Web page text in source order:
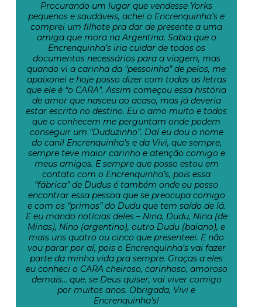
Procurando um lugar que vendesse Yorks
pequenos e saudáveis, achei o Encrenquinha’s e
comprei um filhote pra dar de presente a uma
amiga que mora na Argentina. Sabia que o
Encrenquinha’s iria cuidar de todos os
documentos necessários para a viagem, mas
quando vi a carinha da “pessoinha” de pelos, me
apaixonei e hoje posso dizer com todas as letras
que ele é “o CARA”. Assim começou essa história
de amor que nasceu ao acaso, mas já deveria
estar escrita no destino. Eu o amo muito e todos
que o conhecem me perguntam onde podem
conseguir um “Duduzinho”. Daí eu dou o nome
do canil Encrenquinha’s e da Vivi, que sempre,
sempre teve maior carinho e atenção comigo e
meus amigos. E sempre que posso estou em
contato com o Encrenquinha’s, pois essa
“fábrica” de Dudus é também onde eu posso
encontrar essa pessoa que se preocupa comigo
e com os “primos” do Dudu que tem saído de lá.
E eu mando notícias deles – Nina, Dudu, Nina (de
Minas), Nino (argentino), outro Dudu (baiano), e
mais uns quatro ou cinco que presenteei. E não
vou parar por aí, pois o Encrenquinha’s vai fazer
parte da minha vida pra sempre. Graças a eles
eu conheci o CARA cheiroso, carinhoso, amoroso
demais… que, se Deus quiser, vai viver comigo
por muitos anos. Obrigada, Vivi e
Encrenquinha’s!